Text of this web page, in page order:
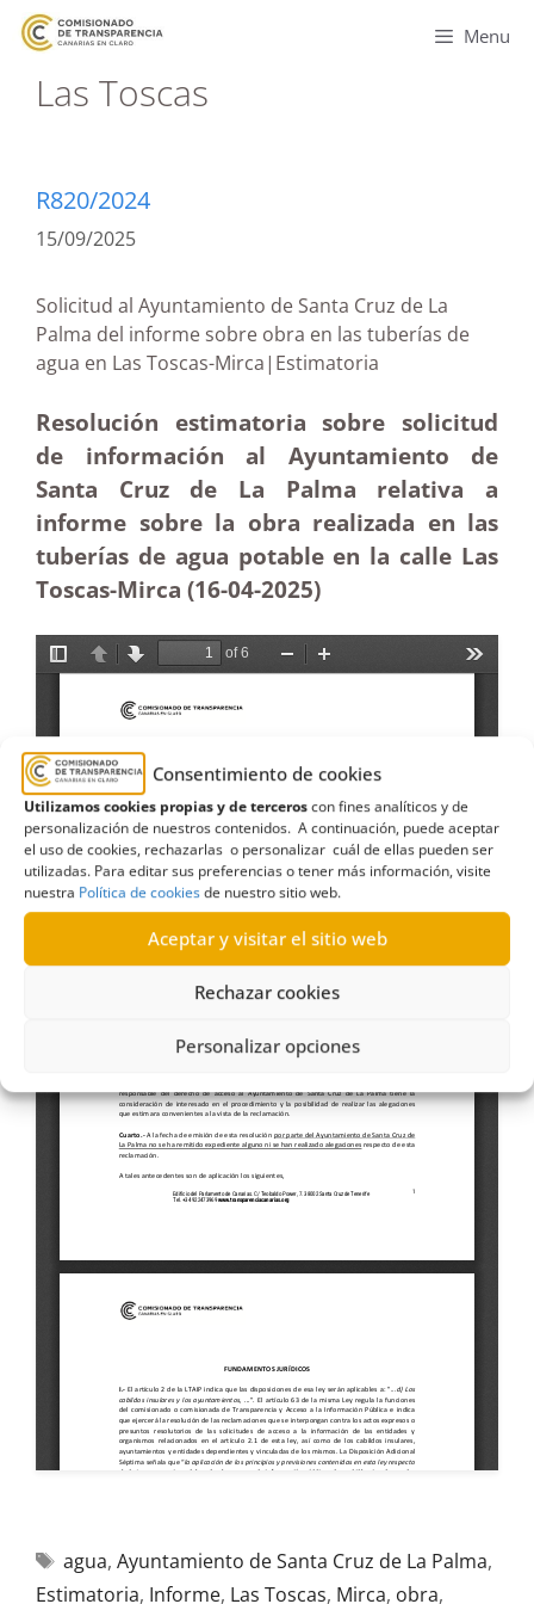
Consentimiento de cookies
Utilizamos cookies propias y de terceroscon fines analíticos y de
personalización de nuestros contenidos. A continuación, puede aceptar
el uso de cookies, rechazarlas o personalizar cuál de ellas pueden ser
utilizadas. Para editar sus preferencias o tener más información, visite
nuestra Política de cookiesde nuestro sitio web.
Aceptar y visitar el sitio web
Rechazar cookies
Personalizar opciones
Menu
Las Toscas
R820/2024
15/09/2025
Solicitud al Ayuntamiento de Santa Cruz de La
Palma del informe sobre obra en las tuberías de
agua en Las Toscas-Mirca|Estimatoria
Resolución estimatoria sobre solicitud
de información al Ayuntamiento de
Santa Cruz de La Palma relativa a
informe sobre la obra realizada en las
tuberías de agua potable en la calle Las
Toscas-Mirca (16-04-2025)
agua, Ayuntamiento de Santa Cruz de La Palma,
Estimatoria, Informe, Las Toscas, Mirca, obra,